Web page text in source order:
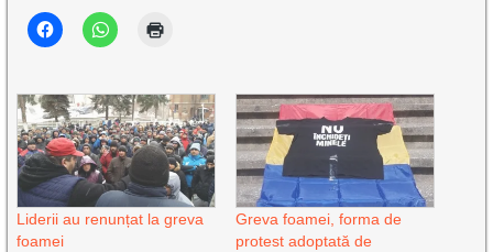
Liderii au renunțat la greva
foamei
Greva foamei, forma de
protest adoptată de